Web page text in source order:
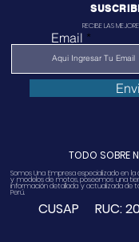
RECIBE LAS
Email
TODO SOBRE
Somos Una Empresa especializado en
y modelos de motos, poseemos una
información detallada y actualizada de
Perú.
CUSAP RUC: